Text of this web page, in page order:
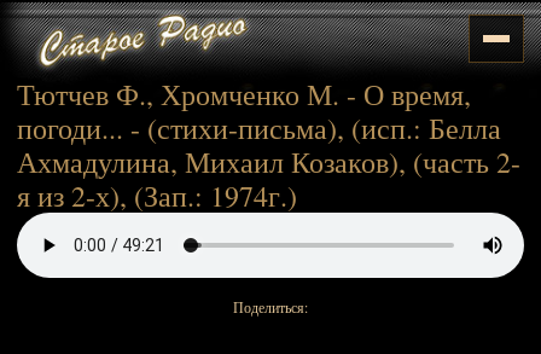
Тютчев Ф., Хромченко М. - О время,
погоди... - (стихи-письма), (исп.: Белла
Ахмадулина, Михаил Козаков), (часть 2-
я из 2-х), (Зап.: 1974г.)
Поделиться: